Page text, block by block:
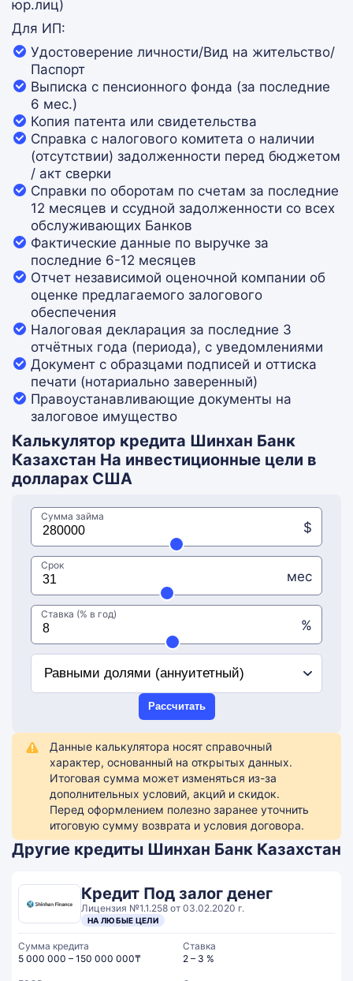
юр.лиц)
Для ИП:
Удостоверение личности/Вид на жительство/
Паспорт
Выписка с пенсионного фонда (за последние
6 мес.)
Копия патента или свидетельства
Справка с налогового комитета о наличии
(отсутствии) задолженности перед бюджетом
/ акт сверки
Справки по оборотам по счетам за последние
12 месяцев и ссудной задолженности со всех
обслуживающих Банков
Фактические данные по выручке за
последние 6-12 месяцев
Отчет независимой оценочной компании об
оценке предлагаемого залогового
обеспечения
Налоговая декларация за последние 3
отчётных года (периода), с уведомлениями
Документ с образцами подписей и оттиска
печати (нотариально заверенный)
Правоустанавливающие документы на
залоговое имущество
Калькулятор кредита Шинхан Банк
Казахстан На инвестиционные цели в
долларах США
Сумма займа
$
Срок
мес
Ставка (% в год)
%
Рассчитать
Данные калькулятора носят справочный
характер, основанный на открытых данных.
Итоговая сумма может изменяться из-за
дополнительных условий, акций и скидок.
Перед оформлением полезно заранее уточнить
итоговую сумму возврата и условия договора.
Другие кредиты Шинхан Банк Казахстан
Кредит Под залог денег
Лицензия №1.1.258 от 03.02.2020 г.
НА ЛЮБЫЕ ЦЕЛИ
Сумма кредита
5 000 000 – 150 000 000₸
Ставка
2 – 3 %